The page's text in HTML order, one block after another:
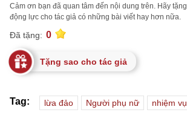
Cảm ơn bạn đã quan tâm đến nội dung trên. Hãy
động lực cho tác giả có những bài viết hay hơn nữa.
Đã tặng: 0
Tặng sao cho tác giả
Tag: lừa đảo Người phụ nữ nhiệm vụ